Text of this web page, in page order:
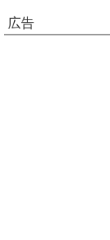
広告